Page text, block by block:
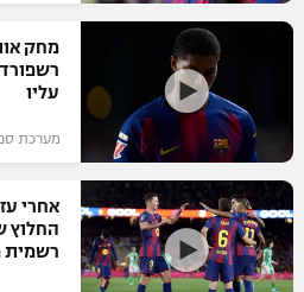
רשיון להקרנה פומבית לבית עסק
הצטרפות לחבילת הערוצים
לוח דרושים – ג'ובנט
תגיות
המגזין
מחק
עליו
מערכת ספורט 1 |
אחרי
החלוץ
רשמית